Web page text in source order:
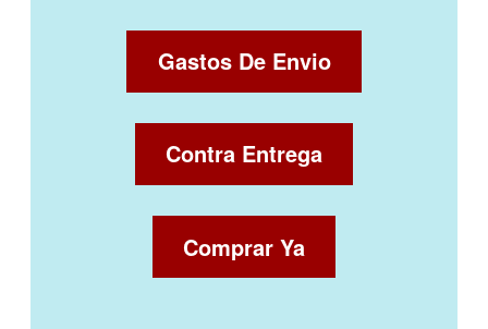
Gastos De Envio
Contra Entrega
Comprar Ya